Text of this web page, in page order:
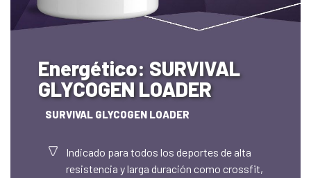
Energético: SURVIVAL
GLYCOGEN LOADER
SURVIVAL GLYCOGEN LOADER
Indicado para todos los deportes de alta
resistencia y larga duración como crossfit,